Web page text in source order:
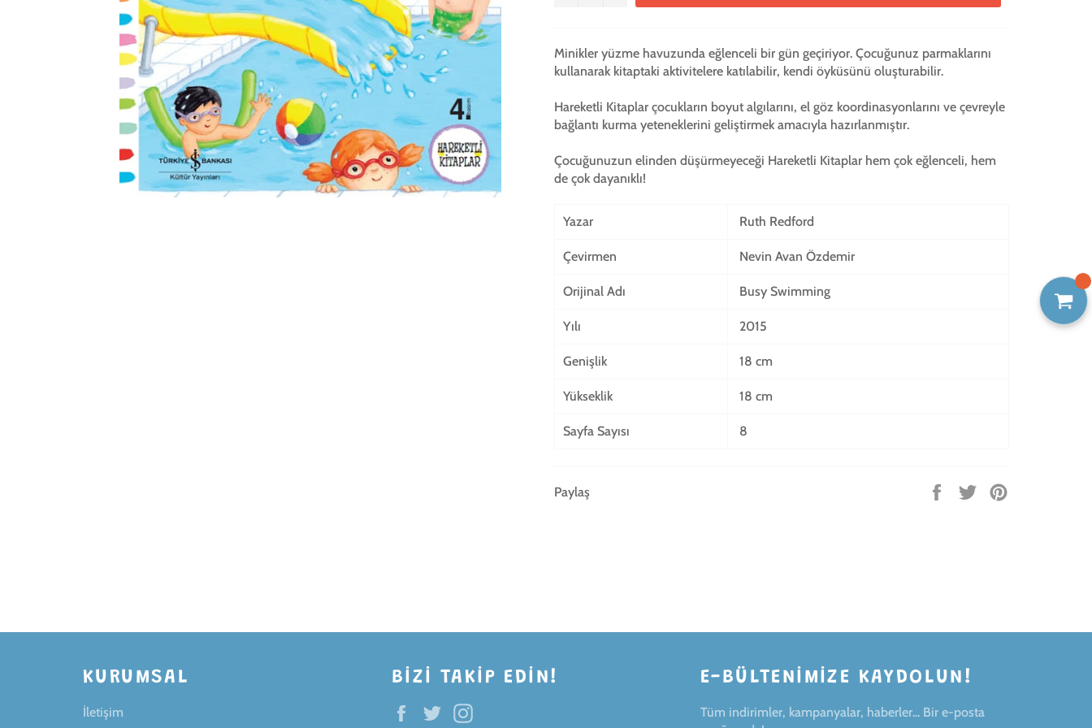
Minikler yüzme havuzunda eğlenceli bir gün geçiriyor. Çocuğunuz parmaklarını
kullanarak kitaptaki aktivitelere katılabilir, kendi öyküsünü oluşturabilir.
Hareketli Kitaplar çocukların boyut algılarını, el göz koordinasyonlarını ve çevreyle
bağlantı kurma yeteneklerini geliştirmek amacıyla hazırlanmıştır.
Çocuğunuzun elinden düşürmeyeceği Hareketli Kitaplar hem çok eğlenceli, hem
de çok dayanıklı!
Yazar Ruth Redford
Çevirmen Nevin Avan Özdemir
Orijinal Adı Busy Swimming
Yılı 2015
Genişlik 18 cm
Yükseklik 18 cm
Sayfa Sayısı 8
Paylaş
Facebook'taTwitter'da
KURUMSAL
İletişim
BIZI TAKIP EDIN!
Facebook
Twitter
E-BÜLTENIMIZE KAYDOLUN!
Tüm indirimler, kampanyalar, haberler... Bir e-posta